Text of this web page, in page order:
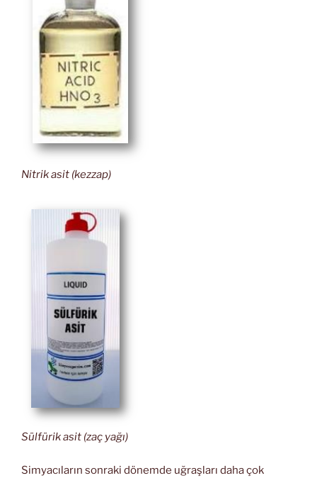
Nitrik asit (kezzap)
Sülfürik asit (zaç yağı)
Simyacıların sonraki dönemde uğraşları daha çok